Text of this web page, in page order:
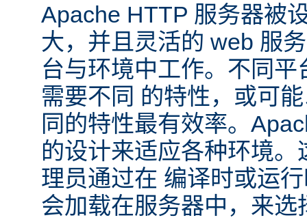
Apache HTTP 服务器被
大，并且灵活的 web 服
台与环境中工作。不同
需要不同 的特性，或可
同的特性最有效率。
的设计来适应各种环境
理员通过在 编译时或运
会加载在服务器中，来选